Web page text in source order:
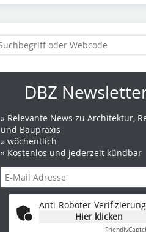
DBZ
» Relevante News zu Architektur,
und Baupraxis
» wöchentlich
» Kostenlos und jederzeit kündbar
Anti-Roboter-Verifizierung
Hier klicken
Friendly